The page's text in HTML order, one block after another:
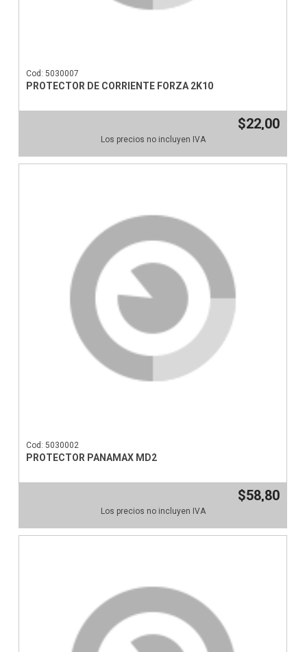
Cod: 5030007
PROTECTOR DE CORRIENTE FORZA 2K10
$22,00
Los precios no incluyen IVA
Cod: 5030002
PROTECTOR PANAMAX MD2
$58,80
Los precios no incluyen IVA